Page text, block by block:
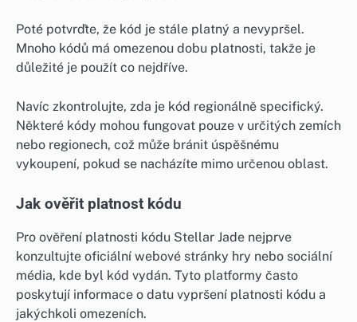
Poté potvrďte, že kód je stále platný a nevypršel.
Mnoho kódů má omezenou dobu platnosti, takže je
důležité je použít co nejdříve.
Navíc zkontrolujte, zda je kód regionálně specifický.
Některé kódy mohou fungovat pouze v určitých zemích
nebo regionech, což může bránit úspěšnému
vykoupení, pokud se nacházíte mimo určenou oblast.
Jak ověřit platnost kódu
Pro ověření platnosti kódu Stellar Jade nejprve
konzultujte oficiální webové stránky hry nebo sociální
média, kde byl kód vydán. Tyto platformy často
poskytují informace o datu vypršení platnosti kódu a
jakýchkoli omezeních.